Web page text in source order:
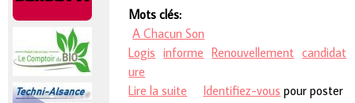
Mots clés:
A Chacun Son
Logis informe Renouvellement candidat
ure
Lire la suite de La SCRL A Chacun Son Logis
Identifiez-vous pour poster